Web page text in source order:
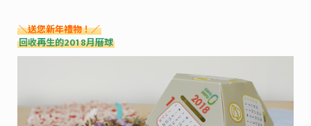
＼送您新年禮物！／
回收再生的2018月曆球